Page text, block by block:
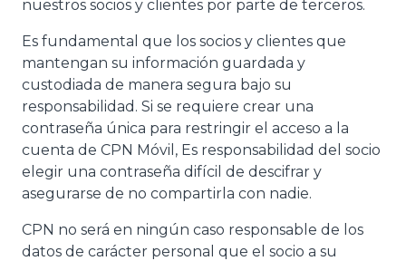
nuestros socios y clientes por parte de terceros.
Es fundamental que los socios y clientes que
mantengan su información guardada y
custodiada de manera segura bajo su
responsabilidad. Si se requiere crear una
contraseña única para restringir el acceso a la
cuenta de CPN Móvil, Es responsabilidad del socio
elegir una contraseña difícil de descifrar y
asegurarse de no compartirla con nadie.
CPN no será en ningún caso responsable de los
datos de carácter personal que el socio a su